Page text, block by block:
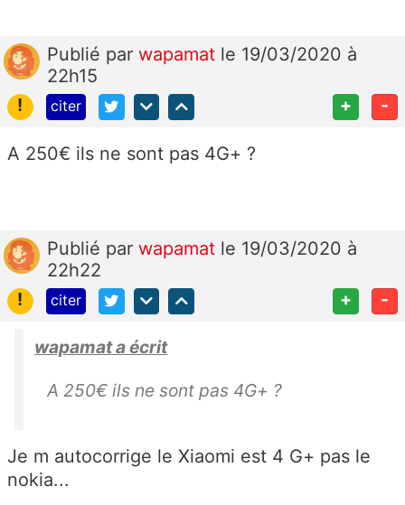
Publié par wapamat le 19/03/2020 à
22h15
!
citer + -
A 250€ ils ne sont pas 4G+ ?
Publié par wapamat le 19/03/2020 à
22h22
!
citer + -
wapamat a écrit
A 250€ ils ne sont pas 4G+ ?
Je m autocorrige le Xiaomi est 4 G+ pas le
nokia...